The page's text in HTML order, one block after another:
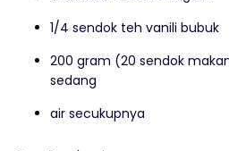
1/4 sendok teh vanili bubuk
200 gram (20 sendok
sedang
air secukupnya